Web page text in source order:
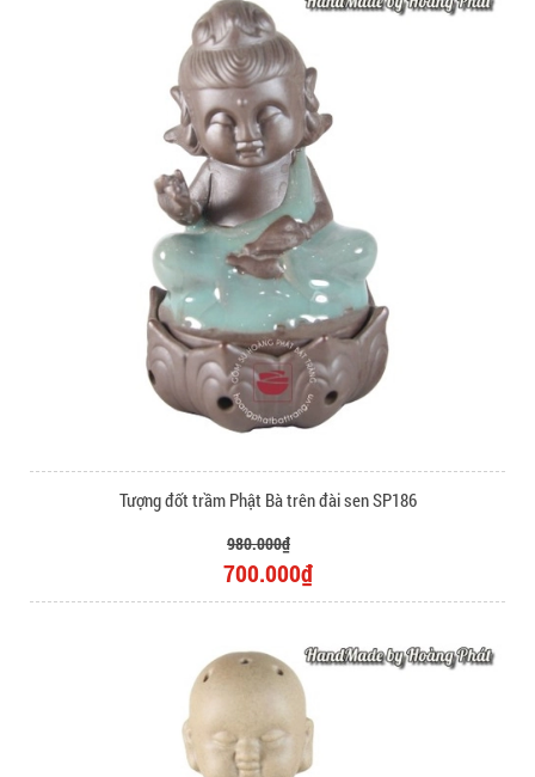
Tượng đốt trầm Phật Bà trên đài sen SP186
980.000₫
700.000₫